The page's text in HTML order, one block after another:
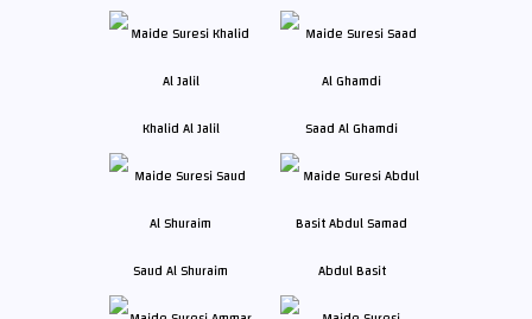
Khalid Al Jalil Saad Al Ghamdi
Saud Al Shuraim Abdul Basit